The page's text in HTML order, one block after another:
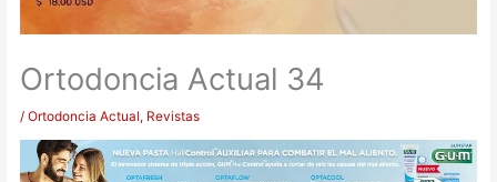
Ortodoncia Actual 34
/Ortodoncia Actual, Revistas